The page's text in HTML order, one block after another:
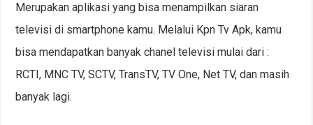
Merupakan aplikasi yang bisa menampilkan siaran
televisi di smartphone kamu. Melalui Kpn Tv Apk, kamu
bisa mendapatkan banyak chanel televisi mulai dari :
RCTI, MNC TV, SCTV, TransTV, TV One, Net TV, dan masih
banyak lagi.